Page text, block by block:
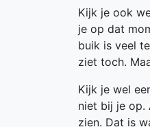
Kijk je ook
je op dat
buik is veel
ziet toch.
Kijk je wel
niet bij je op.
zien. Dat is